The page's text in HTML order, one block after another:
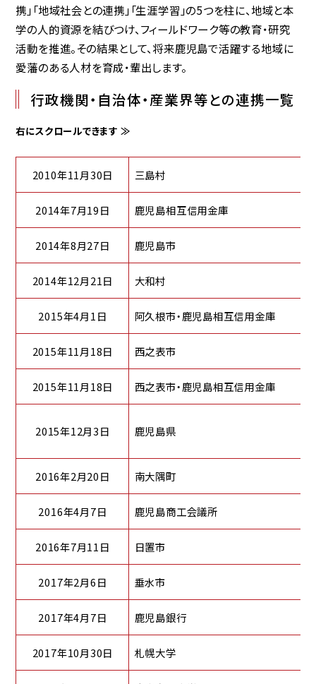
携」「地域社会との連携」「生涯学習」の5つを柱に、地域と本
学の人的資源を結びつけ、フィールドワーク等の教育・研究
活動を推進。その結果として、将来鹿児島で活躍する地域に
愛藩のある人材を育成・輩出します。
行政機関・自治体・産業界等との連携一覧
2010年11月30日 三島村
2014年7月19日 鹿児島相互信用金庫
2014年8月27日 鹿児島市
2014年12月21日 大和村
2015年4月1日 阿久根市・鹿児島相互信用金庫
2015年11月18日 西之表市
2015年11月18日 西之表市・鹿児島相互信用金庫
2015年12月3日 鹿児島県
2016年2月20日 南大隅町
2016年4月7日 鹿児島商工会議所
2016年7月11日 日置市
2017年2月6日 垂水市
2017年4月7日 鹿児島銀行
2017年10月30日 札幌大学